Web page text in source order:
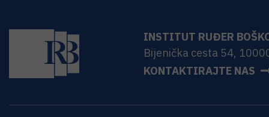
INSTITUT RUĐER
Bijenička cesta 54,
KONTAKTIRAJTE NAS